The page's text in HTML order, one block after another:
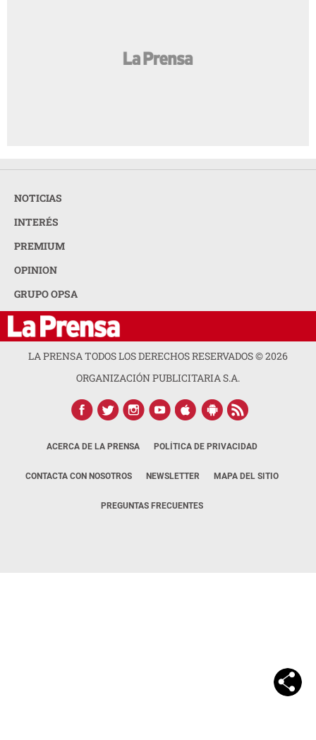
NOTICIAS
INTERÉS
PREMIUM
OPINION
GRUPO OPSA
LA PRENSA TODOS LOS DERECHOS RESERVADOS ©2026
ORGANIZACIÓN PUBLICITARIA S.A.
ACERCA DE LA PRENSA POLÍTICA DE PRIVACIDAD
CONTACTA CON NOSOTROS NEWSLETTER MAPA DEL SITIO
PREGUNTAS FRECUENTES